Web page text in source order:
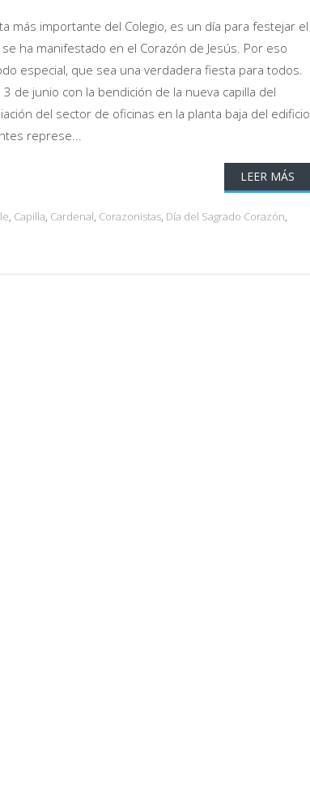
más importante del Colegio, es un día para festejar el
ha manifestado en el Corazón de Jesús. Por eso
especial, que sea una verdadera fiesta para todos.
de junio con la bendición de la nueva capilla del
del sector de oficinas en la planta baja del edificio
represe...
LEER MÁS
, Capilla, Cardenal, Corazonistas, Día del Sagrado Corazón,